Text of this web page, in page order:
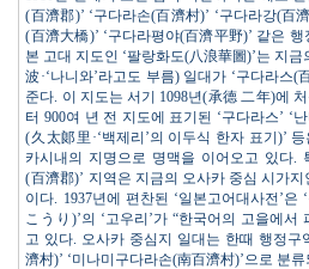
(百濟郡)’ ‘구다라손(百濟村)’ ‘구다라강(百
(百濟大橋)’ ‘구다라평야(百濟平野)’ 같은
본 고대 지도인 ‘팔랑화도(八浪華圖)’는 지
波·‘나니와’라고도 부름) 일대가 ‘구다라스(
준다. 이 지도는 서기 1098년(承德 二年)에
터 900여 년 전 지도에 표기된 ‘구다라스’ ‘
(久太郞里·‘백제리’의 이두식 한자 표기)’
카시내의 지명으로 명맥을 이어오고 있다.
(百濟郡)’ 지역은 지금의 오사카 중심 시가
이다. 1937년에 편찬된 ‘일본고어대사전’
こうり)’의 ‘고우리’가 “한국어의 고을에서
고 있다. 오사카 중심지 일대는 한때 행정구
濟村)’ ‘미나미구다라손(南百濟村)’으로 분